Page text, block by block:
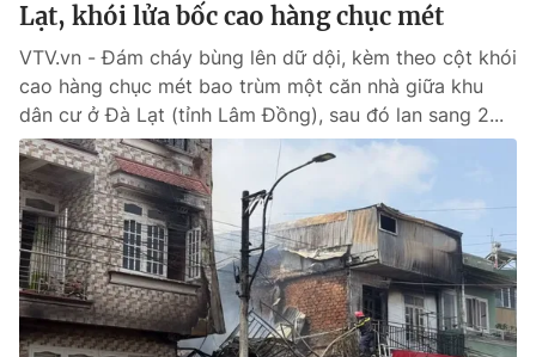
Emagazine Podcast
Photo Infographic
Video Shorts video
VTV Money VTV Thể thao
VTV Sức khoẻ Bất động sản
Lạt, khói lửa bốc cao hàng chục mét
VTV.vn - Đám cháy bùng lên dữ dội, kèm theo cột khói
cao hàng chục mét bao trùm một căn nhà giữa khu
dân cư ở Đà Lạt (tỉnh Lâm Đồng), sau đó lan sang 2...